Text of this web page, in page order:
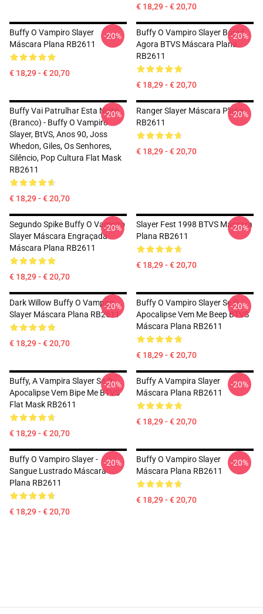
€ 18,29 - € 20,70
Buffy O Vampiro Slayer
Máscara Plana RB2611
€ 18,29 - € 20,70
-20%
Buffy O Vampiro Slayer Bored
Agora BTVS Máscara Plana
RB2611
€ 18,29 - € 20,70
-20%
Buffy Vai Patrulhar Esta Noite
(branco) - Buffy O Vampiro
Slayer, BtVS, Anos 90, Joss
Whedon, Giles, Os Senhores,
Silêncio, Pop Cultura Flat Mask
RB2611
€ 18,29 - € 20,70
-20%
Ranger Slayer Máscara Plana
RB2611
€ 18,29 - € 20,70
-20%
Segundo Spike Buffy O Vampiro
Slayer Máscara Engraçada
Máscara Plana RB2611
€ 18,29 - € 20,70
-20%
Slayer Fest 1998 BTVS Máscara
Plana RB2611
€ 18,29 - € 20,70
-20%
Dark Willow Buffy O Vampiro
Slayer Máscara Plana RB2611
€ 18,29 - € 20,70
-20%
Buffy O Vampiro Slayer Se O
Apocalipse Vem Me Beep BTVS
Máscara Plana RB2611
€ 18,29 - € 20,70
-20%
Buffy, A Vampira Slayer Se O
Apocalipse Vem Bipe Me BTVS
Flat Mask RB2611
€ 18,29 - € 20,70
-20%
Buffy A Vampira Slayer
Máscara Plana RB2611
€ 18,29 - € 20,70
-20%
Buffy O Vampiro Slayer -
Sangue Lustrado Máscara
Plana RB2611
€ 18,29 - € 20,70
-20%
Buffy O Vampiro Slayer
Máscara Plana RB2611
€ 18,29 - € 20,70
-20%